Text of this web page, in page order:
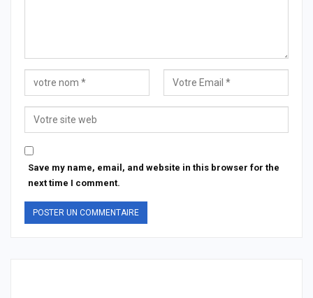
Save my name, email, and website in this browser for the
next time I comment.